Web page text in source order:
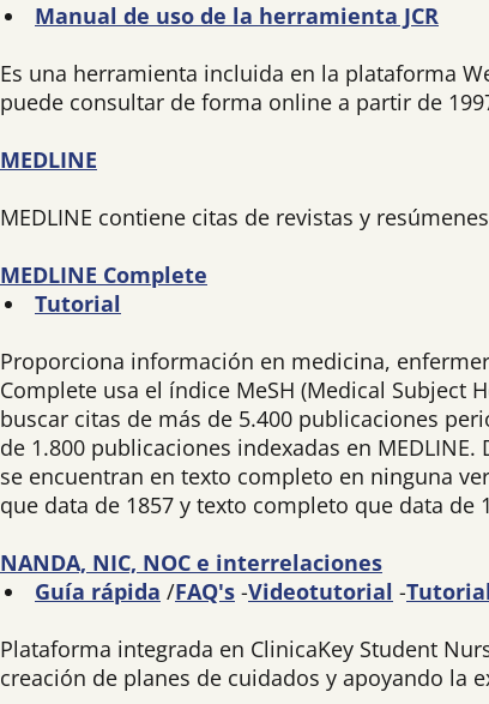
Manual de uso de la herramienta JCR
Es una herramienta incluida en la plataforma
puede consultar de forma online a partir de
MEDLINE
MEDLINE contiene citas de revistas y
MEDLINE Complete
Tutorial
Proporciona información en medicina,
Complete usa el índice MeSH (Medical Subject
buscar citas de más de 5.400 publicaciones
de 1.800 publicaciones indexadas en
se encuentran en texto completo en ninguna
que data de 1857 y texto completo que data
NANDA, NIC, NOC e interrelaciones
Guía rápida /FAQ's -Videotutorial -Tutorial
Plataforma integrada en ClinicaKey Student
creación de planes de cuidados y apoyando la